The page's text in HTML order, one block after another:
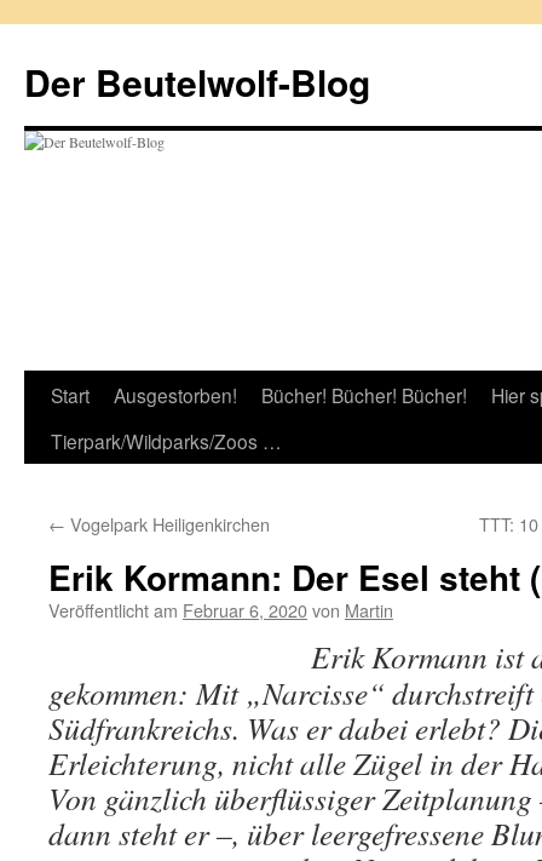
springen
Der Beutelwolf-Blog
Start Ausgestorben! Bücher! Bücher! Bücher!
Hier
Tierpark/Wildparks/Zoos …
← Vogelpark Heiligenkirchen TTT:
Erik Kormann: Der Esel steht
Veröffentlicht am Februar 6, 2020von Martin
Erik Kormann ist
gekommen: Mit „Narcisse“
Südfrankreichs. Was er dabei erlebt?
Erleichterung, nicht alle Zügel in der
Von gänzlich überflüssiger Zeitplanung
dann steht er –, über leergefressene